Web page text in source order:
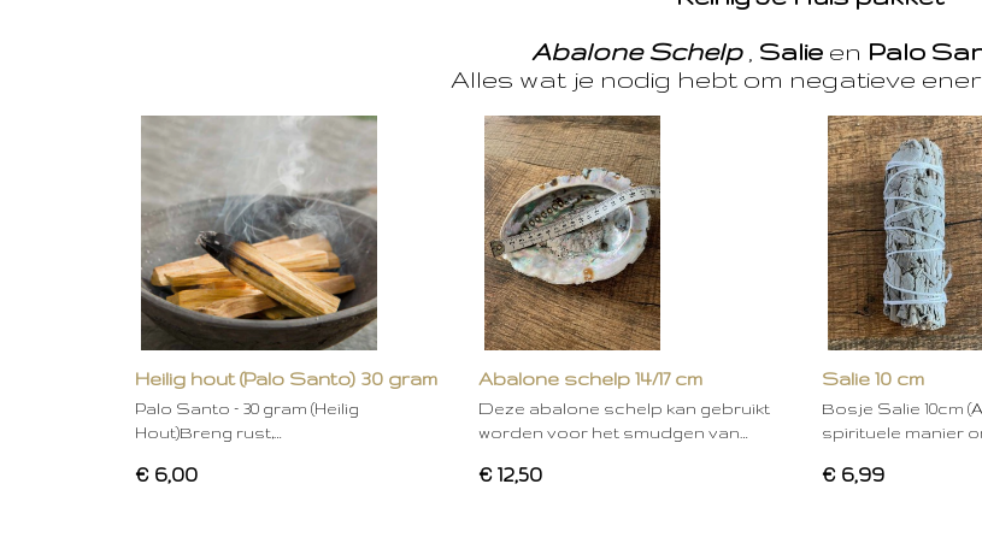
Abalone Schelp, Salie en Palo
Alles wat je nodig hebt om negatieve
Heilig hout (Palo Santo) 30 gram
Palo Santo – 30 gram (Heilig
Hout)Breng rust,…
€ 6,00
Abalone schelp 14/17 cm
Deze abalone schelp kan gebruikt
worden voor het smudgen van…
€ 12,50
Salie 10 cm
Bosje Salie 10cm
spirituele manier
€ 6,99